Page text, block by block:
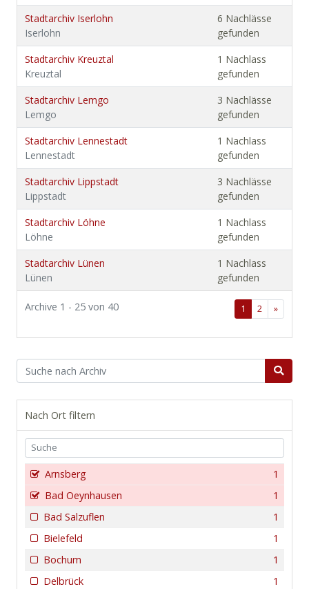
Stadtarchiv Iserlohn
Iserlohn
6 Nachlässe
gefunden
Stadtarchiv Kreuztal
Kreuztal
1 Nachlass
gefunden
Stadtarchiv Lemgo
Lemgo
3 Nachlässe
gefunden
Stadtarchiv Lennestadt
Lennestadt
1 Nachlass
gefunden
Stadtarchiv Lippstadt
Lippstadt
3 Nachlässe
gefunden
Stadtarchiv Löhne
Löhne
1 Nachlass
gefunden
Stadtarchiv Lünen
Lünen
1 Nachlass
gefunden
Archive 1 - 25 von 40 1 2 »
Nach Ort filtern
1
Arnsberg
1
Bad Oeynhausen
1
Bad Salzuflen
1
Bielefeld
1
Bochum
1
Delbrück